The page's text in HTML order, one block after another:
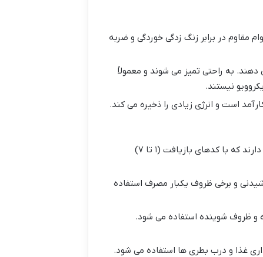
بسیار بادوام مقاوم در برابر زنگ زدگی خوردگی و ضربه
به راحتی تمیز می شوند و معمولاً
نیستند.
است و انرژی زیادی را ذخیره می کند.
پلاستیک ها پلیمرهایی هستند که از نفت خام یا گاز طبیعی مشتق می شوند. انواع مختلفی دارند که با کدهای بازیافت (۱ تا ۷)
و برخی ظروف یکبار مصرف استفاده
و ظروف شوینده استفاده می شود.
غذا و درب بطری ها استفاده می شود.